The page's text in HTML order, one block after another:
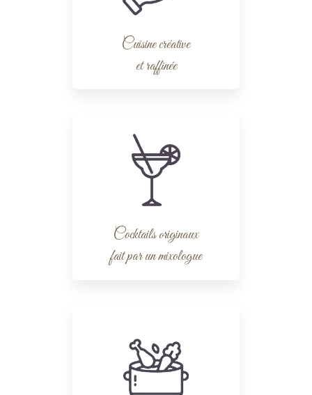
Cuisine créative
et raffinée
Cocktails originaux
fait par un mixologue